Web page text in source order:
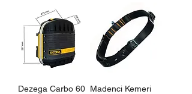
Dezega Carbo 60 Madenci Kemeri